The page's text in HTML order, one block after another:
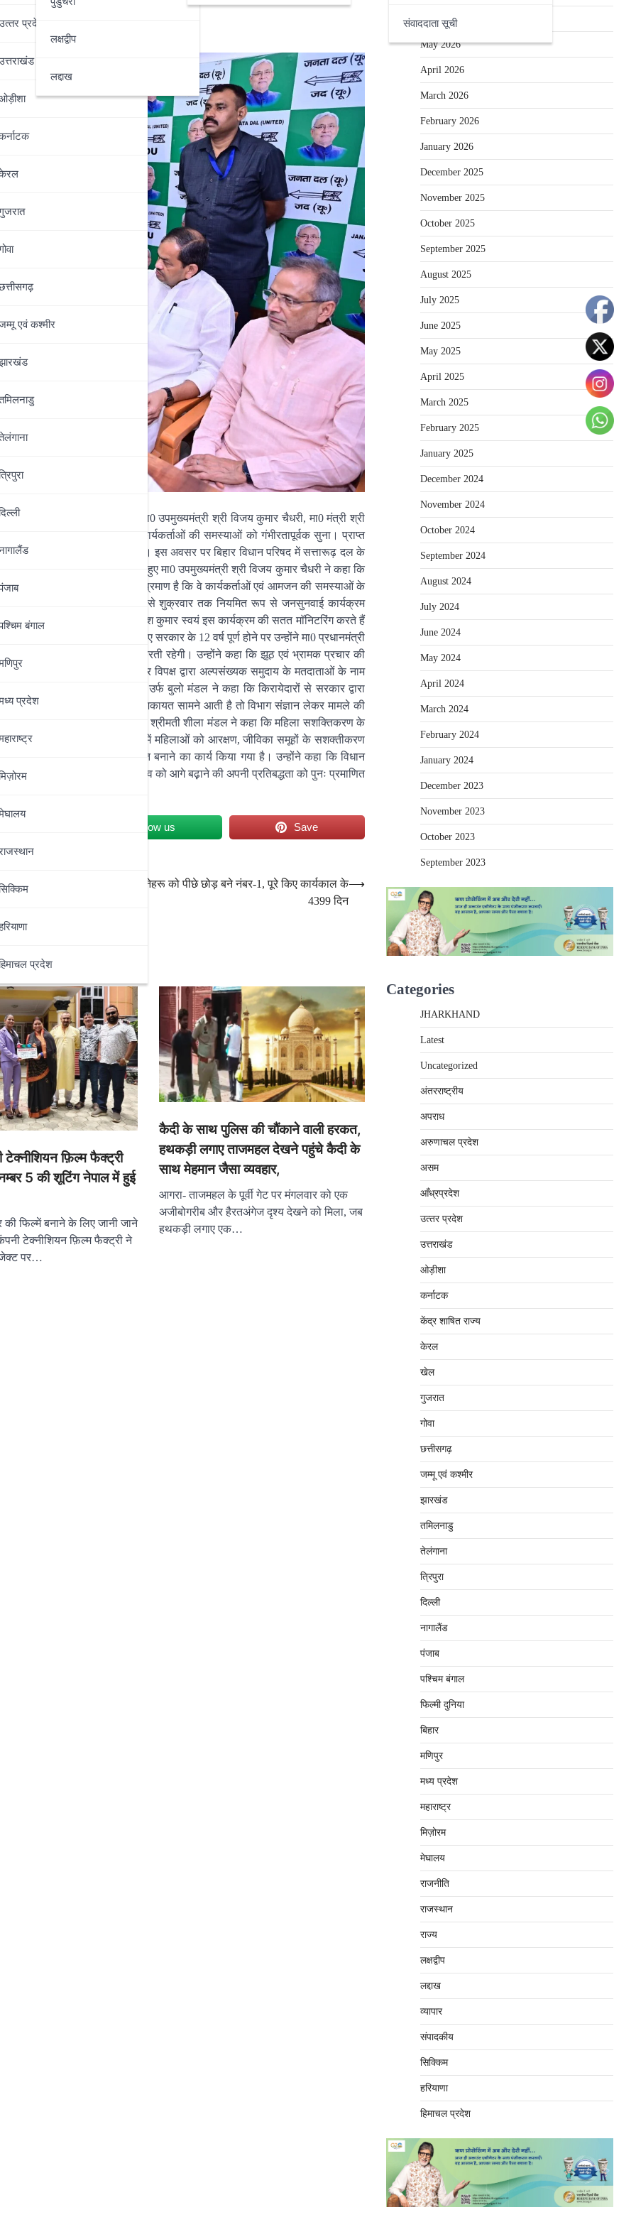
प्रदेश
एवं कश्‍मीर
बंगाल
प्रदेश
प्रदेश
लक्षद्वीप
लद्दाख
संवाददाता सूची
कार्यक्रम में बिहार सरकार के मा0 उपमुख्यमंत्री श्री विजय कुमार चैधरी, मा0 मंत्री श्री
जिलों से आए आमजन एवं कार्यकर्ताओं की समस्याओं को गंभीरतापूर्वक सुना। प्राप्त
को आवश्यक दिशा-निर्देश दिए गए। इस अवसर पर बिहार विधान परिषद में सत्तारूढ़ दल के
उपरांत मीडिया से बातचीत करते हुए मा0 उपमुख्यमंत्री श्री विजय कुमार चैधरी ने कहा कि
कार्यालय पहुंचना इस बात का स्पष्ट प्रमाण है कि वे कार्यकर्ताओं एवं आमजन की समस्याओं के
के मार्गदर्शन में प्रत्येक सोमवार से शुक्रवार तक नियमित रूप से जनसुनवाई कार्यक्रम
है। उन्होंने बताया कि श्री नीतीश कुमार स्वयं इस कार्यक्रम की सतत माॅनिटरिंग करते हैं
भी करते हैं। केंद्र में एनडीए सरकार के 12 वर्ष पूर्ण होने पर उन्होंने मा0 प्रधानमंत्री
विकास के लिए निरंतर कार्य करती रहेगी। उन्होंने कहा कि झूठ एवं भ्रामक प्रचार की
चुनाव में एसआईआर को लेकर विपक्ष द्वारा अल्पसंख्यक समुदाय के मतदाताओं के नाम
है। मा0 मंत्री श्री शैलेश कुमार उर्फ बुलो मंडल ने कहा कि किरायेदारों से सरकार द्वारा
अथवा अधिक वसूली की शिकायत सामने आती है तो विभाग संज्ञान लेकर मामले की
व्यापक समस्या नहीं है। मा0 मंत्री श्रीमती शीला मंडल ने कहा कि महिला सशक्तिकरण के
हैं। पंचायती राज एवं नगर निकायों में महिलाओं को आरक्षण, जीविका समूहों के सशक्तीकरण
एवं राजनीतिक रूप से सशक्त बनाने का कार्य किया गया है। उन्होंने कहा कि विधान
कर श्री नीतीश कुमार ने महिला नेतृत्व को आगे बढ़़ाने की अपनी प्रतिबद्धता को पुनः प्रमाणित
Follow us Save
पीएम मोदी का मेगा रिकॉर्ड: नेहरू को पीछे छोड़ बने नंबर-1, पूरे किए कार्यकाल के
4399 दिन
⟶
टेक्नीशियन फ़िल्म फैक्ट्री
5 की शूटिंग नेपाल में हुई
की फिल्में बनाने के लिए जानी जाने
टेक्नीशियन फ़िल्म फैक्ट्री ने
पर…
कैदी के साथ पुलिस की चौंकाने वाली हरकत,
हथकड़ी लगाए ताजमहल देखने पहुंचे कैदी के
साथ मेहमान जैसा व्यवहार,
आगरा- ताजमहल के पूर्वी गेट पर मंगलवार को एक
अजीबोगरीब और हैरतअंगेज दृश्य देखने को मिला, जब
हथकड़ी लगाए एक…
June 2026
May 2026
April 2026
March 2026
February 2026
January 2026
December 2025
November 2025
October 2025
September 2025
August 2025
July 2025
June 2025
May 2025
April 2025
March 2025
February 2025
January 2025
December 2024
November 2024
October 2024
September 2024
August 2024
July 2024
June 2024
May 2024
April 2024
March 2024
February 2024
January 2024
December 2023
November 2023
October 2023
September 2023
Categories
JHARKHAND
Latest
Uncategorized
अंतरराष्‍ट्रीय
अपराध
अरुणाचल प्रदेश
असम
आँध्रप्रदेश
उत्‍तर प्रदेश
उत्तराखंड
ओड़ीशा
कर्नाटक
केंद्र शाषित राज्य
केरल
खेल
गुजरात
गोवा
छत्तीसगढ़
जम्‍मू एवं कश्‍मीर
झारखंड
तमिलनाडु
तेलंगाना
त्रिपुरा
दिल्‍ली
नागालैंड
पंजाब
पश्चिम बंगाल
फिल्मी दुनिया
बिहार
मणिपुर
मध्‍य प्रदेश
महाराष्‍ट्र
मिज़ोरम
मेघालय
राजनीति
राजस्थान
राज्य
लक्षद्वीप
लद्दाख
व्यापार
संपादकीय
सिक्किम
हरियाणा
हिमाचल प्रदेश